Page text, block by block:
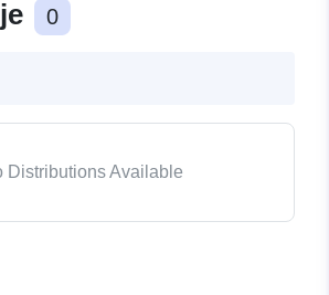
0
Distributions Available